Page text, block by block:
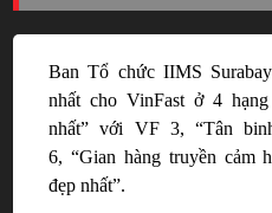
Ban Tổ chức IIMS
nhất cho VinFast ở 4
nhất” với VF 3, “Tân
6, “Gian hàng truyền cảm
đẹp nhất”.